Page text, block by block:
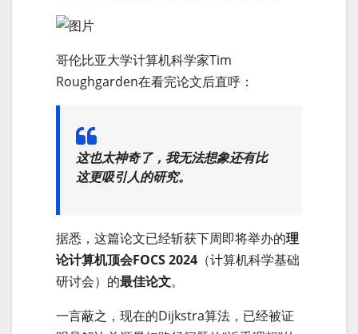
哥伦比亚大学计算机科学家Tim
Roughgarden在看完论文后直呼：
这也太神奇了，我无法想象还有比
这更吸引人的研究。
据悉，这篇论文已经斩获下周即将举办的理
论计算机顶会FOCS 2024 （计算机科学基础
研讨会）的最佳论文。
一言蔽之，现在的Dijkstra算法，已经被证